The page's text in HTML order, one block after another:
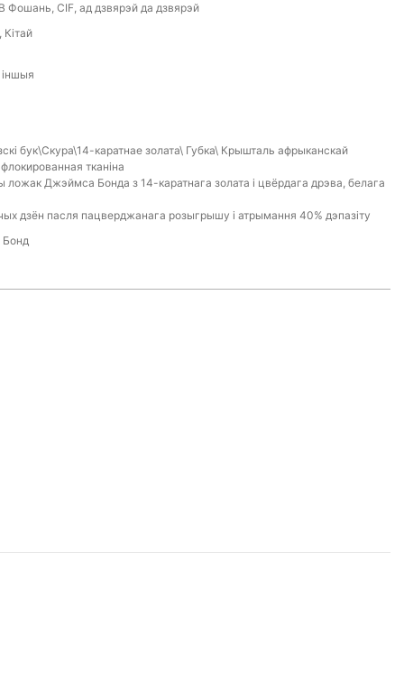
Фошань, CIF, ад дзвярэй да дзвярэй
бук\Скура\14-каратнае золата\ Губка\ Крышталь афрыканскай
флокированная тканіна
ложак Джэймса Бонда з 14-каратнага золата і цвёрдага дрэва, белага
дзён пасля пацверджанага розыгрышу і атрымання 40% дэпазіту